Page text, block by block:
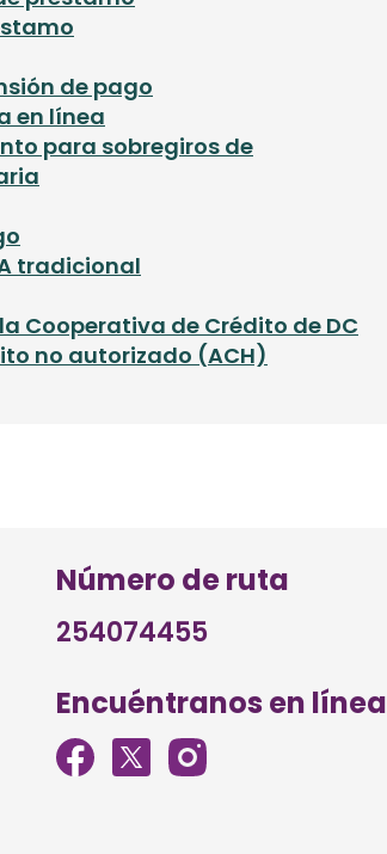
de pago
en línea
para sobregiros de
tradicional
Cooperativa de Crédito de DC
no autorizado (ACH)
Número de ruta
254074455
Encuéntranos en línea